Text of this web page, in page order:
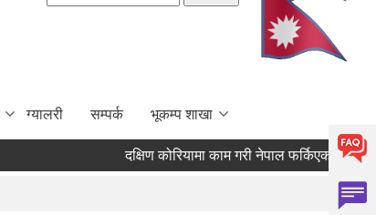
ग्यालरी सम्पर्क भूकम्प शाखा
दक्षिण कोरियामा काम गरी नेपाल फर्किएका